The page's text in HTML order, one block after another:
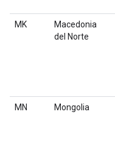
MK
Macedonia
del Norte
MN Mongolia